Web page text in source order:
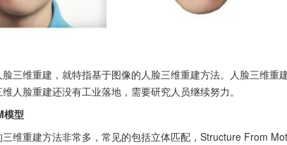
三维重建，就特指基于图像的人脸三维重建方法。人脸三维重
人脸重建还没有工业落地，需要研究人员继续努力。
模型
维重建方法非常多，常见的包括立体匹配，Structure From